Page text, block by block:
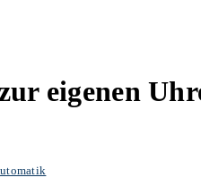
eigenen